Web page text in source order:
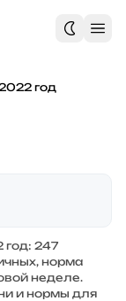
год
год: 247
норма
неделе.
и нормы для